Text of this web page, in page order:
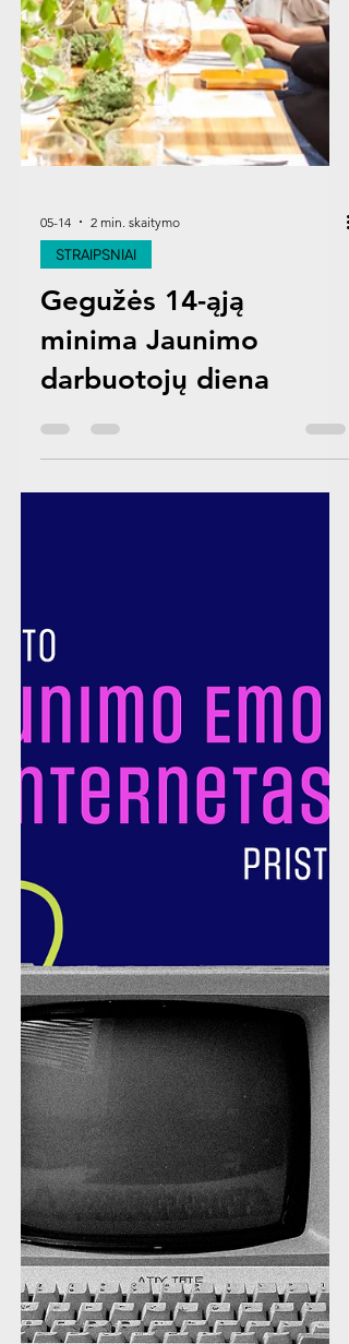
05-14 2 min. skaitymo
STRAIPSNIAI
Gegužės 14-ąją
minima Jaunimo
darbuotojų diena